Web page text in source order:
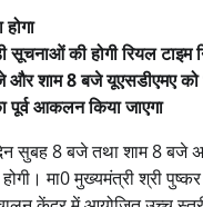
की होगी रियल टाइम
शाम 8 बजे यूएसडीएमए को
पूर्व आकलन किया जाएगा
सुबह 8 बजे तथा शाम 8
मा0 मुख्यमंत्री श्री